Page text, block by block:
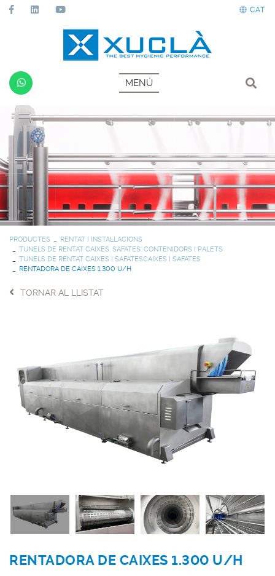
CAT
MENÚ
PRODUCTES
RENTAT I INSTAL·LACIONS
TUNELS DE RENTAT CAIXES, SAFATES, CONTENIDORS I PALETS
TUNELS DE RENTAT CAIXES I SAFATESCAIXES I SAFATES
RENTADORA DE CAIXES 1.300 U/H
TORNAR AL LLISTAT
RENTADORA DE CAIXES 1.300 U/H